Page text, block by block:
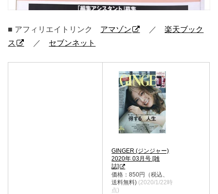
■ アフィリエイトリンク アマゾン ／楽天ブック
ス
／ セブンネット
GINGER (ジンジャー)
2020年 03月号 [雑
誌]
価格：850円（税込、
送料無料) (2020/1/22時
点)